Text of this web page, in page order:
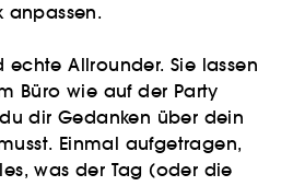
anpassen.
echte Allrounder. Sie lassen
Büro wie auf der Party
dir Gedanken über dein
Einmal aufgetragen,
was der Tag (oder die